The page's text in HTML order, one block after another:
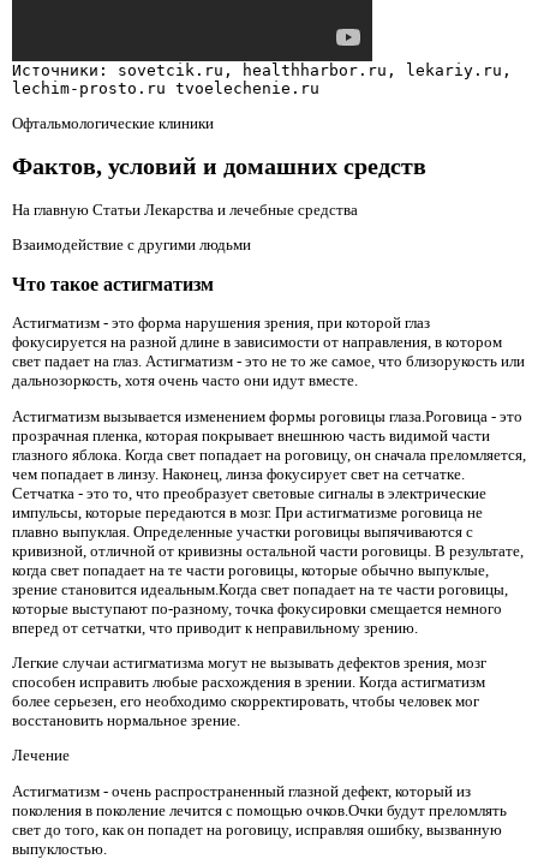
Источники: sovetcik.ru, healthharbor.ru, lekariy.ru,
lechim-prosto.ru tvoelechenie.ru
Офтальмологические клиники
Фактов, условий и домашних средств
На главную Статьи Лекарства и лечебные средства
Взаимодействие с другими людьми
Что такое астигматизм
Астигматизм - это форма нарушения зрения, при которой глаз
фокусируется на разной длине в зависимости от направления, в котором
свет падает на глаз. Астигматизм - это не то же самое, что близорукость или
дальнозоркость, хотя очень часто они идут вместе.
Астигматизм вызывается изменением формы роговицы глаза.Роговица - это
прозрачная пленка, которая покрывает внешнюю часть видимой части
глазного яблока. Когда свет попадает на роговицу, он сначала преломляется,
чем попадает в линзу. Наконец, линза фокусирует свет на сетчатке.
Сетчатка - это то, что преобразует световые сигналы в электрические
импульсы, которые передаются в мозг. При астигматизме роговица не
плавно выпуклая. Определенные участки роговицы выпячиваются с
кривизной, отличной от кривизны остальной части роговицы. В результате,
когда свет попадает на те части роговицы, которые обычно выпуклые,
зрение становится идеальным.Когда свет попадает на те части роговицы,
которые выступают по-разному, точка фокусировки смещается немного
вперед от сетчатки, что приводит к неправильному зрению.
Легкие случаи астигматизма могут не вызывать дефектов зрения, мозг
способен исправить любые расхождения в зрении. Когда астигматизм
более серьезен, его необходимо скорректировать, чтобы человек мог
восстановить нормальное зрение.
Лечение
Астигматизм - очень распространенный глазной дефект, который из
поколения в поколение лечится с помощью очков.Очки будут преломлять
свет до того, как он попадет на роговицу, исправляя ошибку, вызванную
выпуклостью.